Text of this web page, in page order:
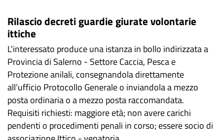
Rilascio decreti guardie giurate volontarie
ittiche
L'interessato produce una istanza in bollo indirizzata a
Provincia di Salerno - Settore Caccia, Pesca e
Protezione anilali, consegnandola direttamente
all’ufficio Protocollo Generale o inviandola a mezzo
posta ordinaria o a mezzo posta raccomandata.
Requisiti richiesti: maggiore età; non avere carichi
pendenti o procedimenti penali in corso; essere socio di